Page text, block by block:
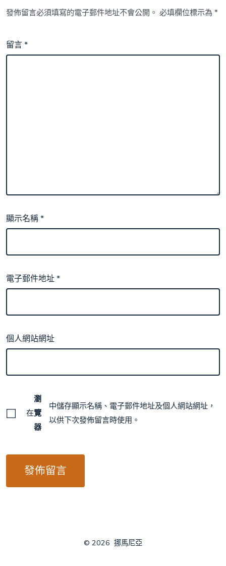
發佈留言必須填寫的電子郵件地址不會公開。 必填欄位標示為*
留言*
顯示名稱*
電子郵件地址*
個人網站網址
在
瀏
覽
器
中儲存顯示名稱、電子郵件地址及個人網站網址，
以供下次發佈留言時使用。
© 2026 挪馬尼亞